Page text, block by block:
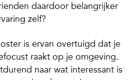
daardoor belangrijker
zelf?
is ervan overtuigd dat je
raakt op je omgeving.
naar wat interessant is